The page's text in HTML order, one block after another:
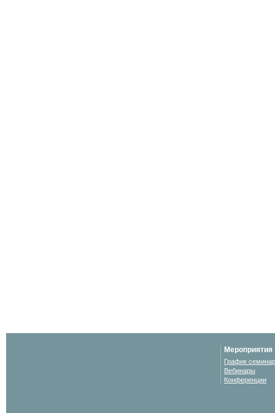
Мероприятия
График
Вебинары
Конференции